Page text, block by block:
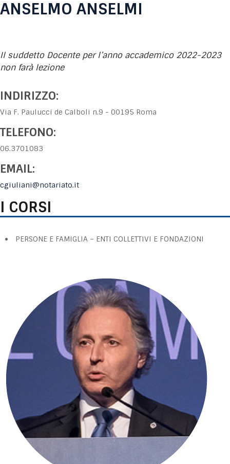
ANSELMO ANSELMI
Il suddetto Docente per l’anno accademico 2022-2023
non farà lezione
INDIRIZZO:
Via F. Paulucci de Calboli n.9 - 00195 Roma
TELEFONO:
06.3701083
EMAIL:
cgiuliani@notariato.it
I CORSI
PERSONE E FAMIGLIA – ENTI COLLETTIVI E FONDAZIONI